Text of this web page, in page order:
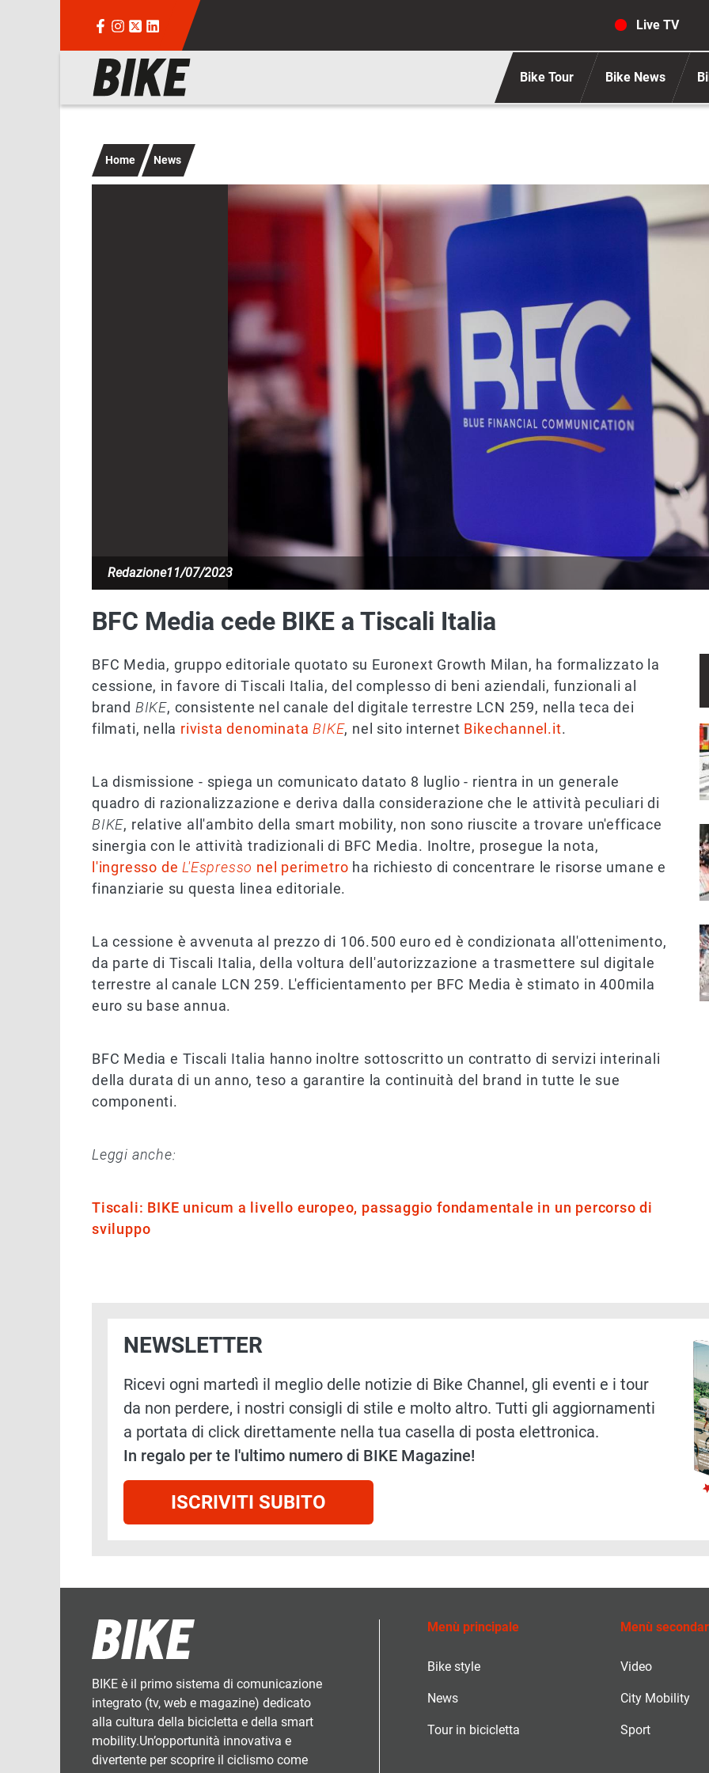
Live TV
Navigazione principale Bike Tour Bike News
Home News
Immagine
Redazione11/07/2023
BFC Media cede BIKE a Tiscali Italia
BFC Media, gruppo editoriale quotato su Euronext Growth Milan, ha formalizzato la
cessione, in favore di Tiscali Italia, del complesso di beni aziendali, funzionali al
brand BIKE, consistente nel canale del digitale terrestre LCN 259, nella teca dei
filmati, nella rivista denominataBIKE, nel sito internet Bikechannel.it.
La dismissione - spiega un comunicato datato 8 luglio - rientra in un generale
quadro di razionalizzazione e deriva dalla considerazione che le attività peculiari di
BIKE, relative all'ambito della smart mobility, non sono riuscite a trovare un'efficace
sinergia con le attività tradizionali di BFC Media. Inoltre, prosegue la nota,
l'ingresso deL'Espresso nel perimetro ha richiesto di concentrare le risorse umane e
finanziarie su questa linea editoriale.
La cessione è avvenuta al prezzo di 106.500 euro ed è condizionata all'ottenimento,
da parte di Tiscali Italia, della voltura dell'autorizzazione a trasmettere sul digitale
terrestre al canale LCN 259. L'efficientamento per BFC Media è stimato in 400mila
euro su base annua.
BFC Media e Tiscali Italia hanno inoltre sottoscritto un contratto di servizi interinali
della durata di un anno, teso a garantire la continuità del brand in tutte le sue
componenti.
Leggi anche:
Tiscali: BIKE unicum a livello europeo, passaggio fondamentale in un percorso di
sviluppo
NEWSLETTER
Ricevi ogni martedì il meglio delle notizie di Bike Channel, gli eventi e i tour
da non perdere, i nostri consigli di stile e molto altro. Tutti gli aggiornamenti
a portata di click direttamente nella tua casella di posta elettronica.
In regalo per te l'ultimo numero di BIKE Magazine!
ISCRIVITI SUBITO
BIKE è il primo sistema di comunicazione
integrato (tv, web e magazine) dedicato
alla cultura della bicicletta e della smart
mobility.Un’opportunità innovativa e
divertente per scoprire il ciclismo come
Menù principale
Bike style
News
Tour in bicicletta
Menù
Video
City Mobility
Sport